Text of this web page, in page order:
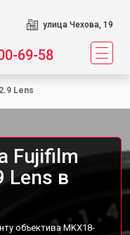
улица Чехова, 19
69-58
Lens
Fujifilm
Lens в
объектива MKX18-